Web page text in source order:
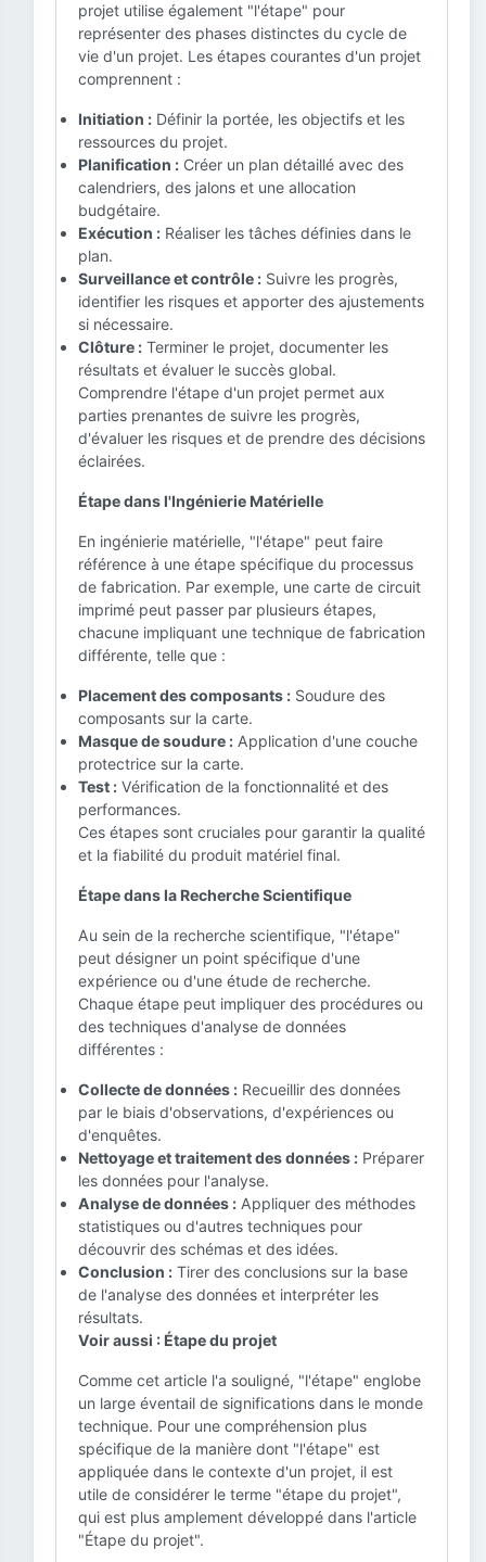
projet utilise également "l'étape" pour
représenter des phases distinctes du cycle de
vie d'un projet. Les étapes courantes d'un projet
comprennent :
Initiation : Définir la portée, les objectifs et les
ressources du projet.
Planification : Créer un plan détaillé avec des
calendriers, des jalons et une allocation
budgétaire.
Exécution : Réaliser les tâches définies dans le
plan.
Surveillance et contrôle : Suivre les progrès,
identifier les risques et apporter des ajustements
si nécessaire.
Clôture : Terminer le projet, documenter les
résultats et évaluer le succès global.
Comprendre l'étape d'un projet permet aux
parties prenantes de suivre les progrès,
d'évaluer les risques et de prendre des décisions
éclairées.
Étape dans l'Ingénierie Matérielle
En ingénierie matérielle, "l'étape" peut faire
référence à une étape spécifique du processus
de fabrication. Par exemple, une carte de circuit
imprimé peut passer par plusieurs étapes,
chacune impliquant une technique de fabrication
différente, telle que :
Placement des composants : Soudure des
composants sur la carte.
Masque de soudure : Application d'une couche
protectrice sur la carte.
Test : Vérification de la fonctionnalité et des
performances.
Ces étapes sont cruciales pour garantir la qualité
et la fiabilité du produit matériel final.
Étape dans la Recherche Scientifique
Au sein de la recherche scientifique, "l'étape"
peut désigner un point spécifique d'une
expérience ou d'une étude de recherche.
Chaque étape peut impliquer des procédures ou
des techniques d'analyse de données
différentes :
Collecte de données : Recueillir des données
par le biais d'observations, d'expériences ou
d'enquêtes.
Nettoyage et traitement des données : Préparer
les données pour l'analyse.
Analyse de données : Appliquer des méthodes
statistiques ou d'autres techniques pour
découvrir des schémas et des idées.
Conclusion : Tirer des conclusions sur la base
de l'analyse des données et interpréter les
résultats.
Voir aussi : Étape du projet
Comme cet article l'a souligné, "l'étape" englobe
un large éventail de significations dans le monde
technique. Pour une compréhension plus
spécifique de la manière dont "l'étape" est
appliquée dans le contexte d'un projet, il est
utile de considérer le terme "étape du projet",
qui est plus amplement développé dans l'article
"Étape du projet".